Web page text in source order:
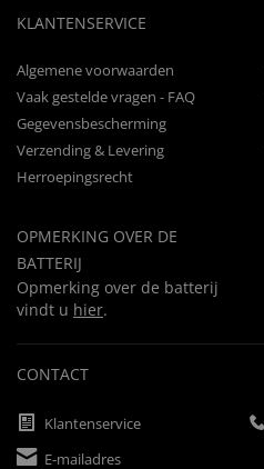
KLANTENSERVICE
Algemene voorwaarden
Vaak gestelde vragen - FAQ
Gegevensbescherming
Verzending & Levering
Herroepingsrecht
OPMERKING OVER DE
BATTERIJ
Opmerking over de batterij
vindt u hier.
CONTACT
Klantenservice
E-mailadres